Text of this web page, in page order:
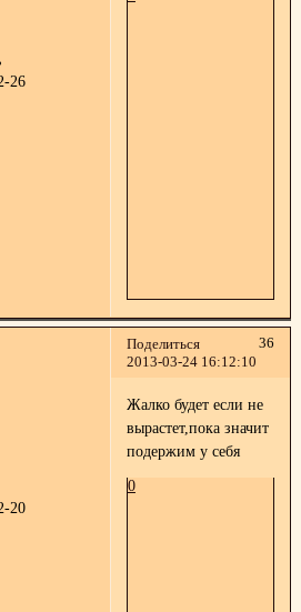
26
Поделиться
36
2013-03-24 16:12:10
20
Жалко будет если не
вырастет,пока значит
подержим у себя
0